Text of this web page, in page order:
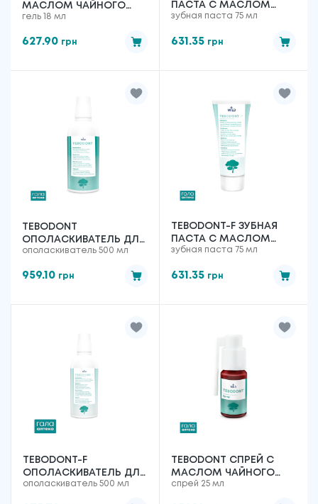
МАСЛОМ ЧАЙНОГО
ДЕРЕВА (MELALEUCA
гель 18 мл
627.90 грн
ПАСТА С МАСЛОМ
ЧАЙНОГО ДЕРЕВА
ALTERNIFOLIA), БЕЗ
зубная паста 75 мл
631.35 грн
TEBODONT
ОПОЛАСКИВАТЕЛЬ ДЛЯ
ПОЛОСТИ РТА С
ДЕРЕВА (MELALEUCA
ополаскиватель 500 мл
959.10 грн
TEBODONT-F ЗУБНАЯ
ПАСТА С МАСЛОМ
ЧАЙНОГО ДЕРЕВА
ALTERNIFOLIA) И
зубная паста 75 мл
631.35 грн
TEBODONT-F
ОПОЛАСКИВАТЕЛЬ ДЛЯ
ПОЛОСТИ РТА С
ополаскиватель 500 мл
TEBODONT СПРЕЙ С
МАСЛОМ ЧАЙНОГО
ДЕРЕВА (MELALEUCA
спрей 25 мл